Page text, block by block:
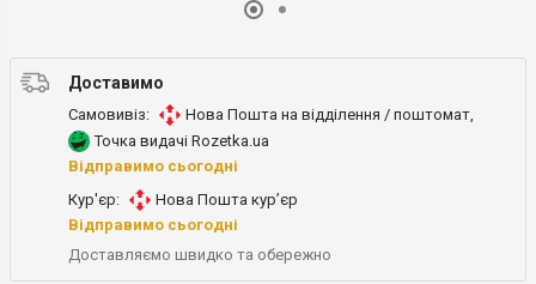
Доставимо
Самовивіз: Нова Пошта на відділення / поштомат,
Точка видачі Rozetka.ua
Відправимо сьогодні
Кур'єр:
Нова Пошта кур’єр
Відправимо сьогодні
Доставляємо швидко та обережно